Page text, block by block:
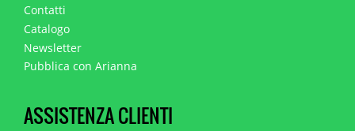
Contatti
Catalogo
Newsletter
Pubblica con Arianna
ASSISTENZA CLIENTI